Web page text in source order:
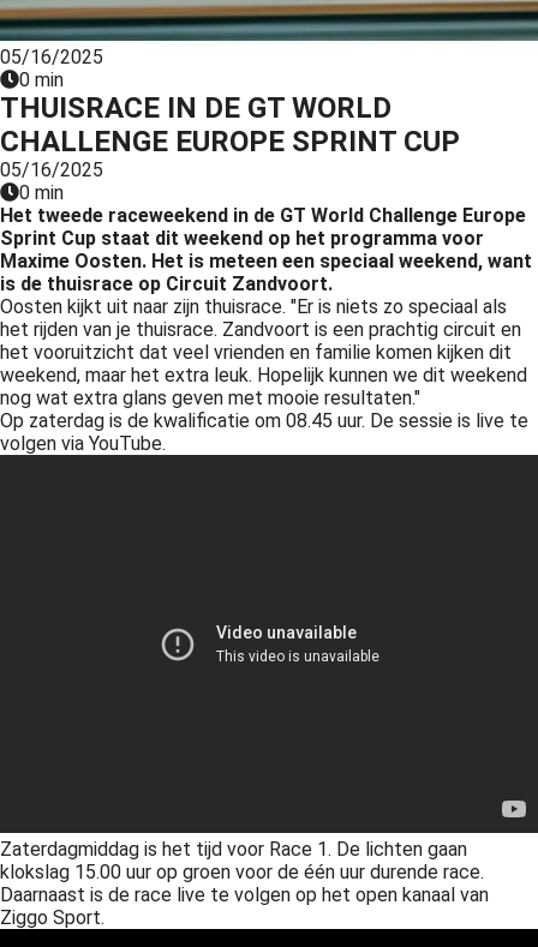
05/16/2025
0 min
THUISRACE IN DE GT WORLD
CHALLENGE EUROPE SPRINT CUP
05/16/2025
0 min
Het tweede raceweekend in de GT World Challenge Europe
Sprint Cup staat dit weekend op het programma voor
Maxime Oosten. Het is meteen een speciaal weekend, want
is de thuisrace op Circuit Zandvoort.
Oosten kijkt uit naar zijn thuisrace. "Er is niets zo speciaal als
het rijden van je thuisrace. Zandvoort is een prachtig circuit en
het vooruitzicht dat veel vrienden en familie komen kijken dit
weekend, maar het extra leuk. Hopelijk kunnen we dit weekend
nog wat extra glans geven met mooie resultaten."
Op zaterdag is de kwalificatie om 08.45 uur. De sessie is live te
volgen via YouTube.
Zaterdagmiddag is het tijd voor Race 1. De lichten gaan
klokslag 15.00 uur op groen voor de één uur durende race.
Daarnaast is de race live te volgen op het open kanaal van
Ziggo Sport.
kan de
niet
worden
om
te
over
van
op